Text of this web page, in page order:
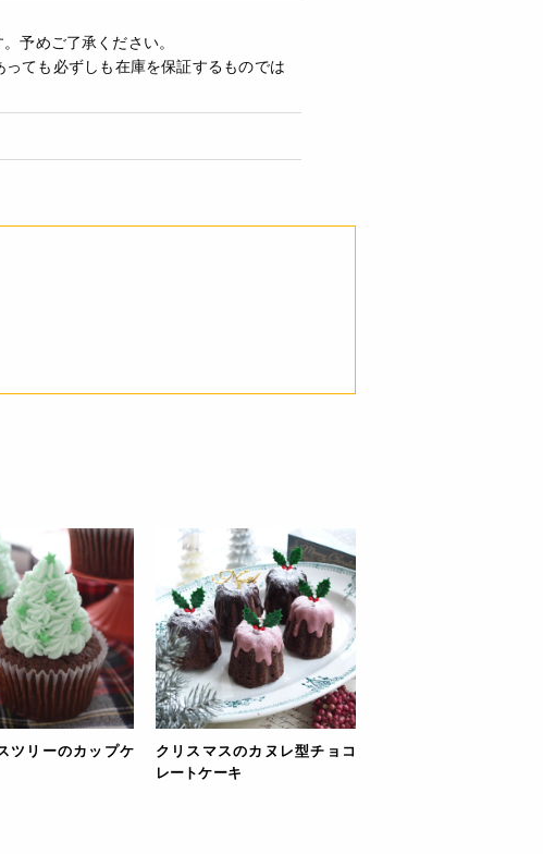
予めご了承ください。
ても必ずしも在庫を保証するものでは
ツリーのカップケ
クリスマスのカヌレ型チョコ
レートケーキ